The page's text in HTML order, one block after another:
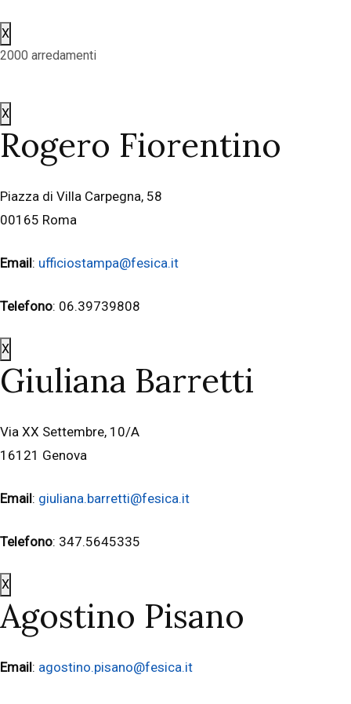
X
2000 arredamenti
X
Rogero Fiorentino
Piazza di Villa Carpegna, 58
00165 Roma
Email: ufficiostampa@fesica.it
Telefono: 06.39739808
X
Giuliana Barretti
Via XX Settembre, 10/A
16121 Genova
Email: giuliana.barretti@fesica.it
Telefono: 347.5645335
X
Agostino Pisano
Email: agostino.pisano@fesica.it